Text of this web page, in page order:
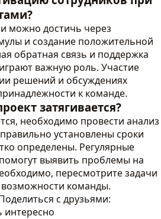
можно достичь через
и создание положительной
обратная связь и поддержка
важную роль. Участие
решений и обсуждениях
к команде.
затягивается?
необходимо провести анализ
установлены сроки
определены. Регулярные
выявить проблемы на
пересмотрите задачи
команды.
с друзьями: